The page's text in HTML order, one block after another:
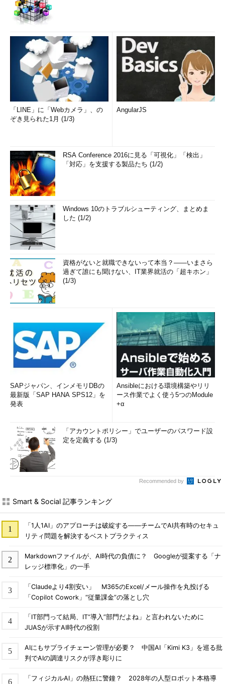
「LINE」に「Webカメラ」、の
ぞき見られた1月 (1/3)
AngularJS
RSA Conference 2016に見る「可視化」「検出」
「対応」を支援する製品たち (1/2)
Windows 10のトラブルシューティング、まとめま
した (1/2)
資格がないと就職できないって本当？――いまさら
過ぎて誰にも聞けない、IT業界就活の「超キホン」
(1/3)
SAPジャパン、インメモリDBの
最新版「SAP HANA SPS12」を
発表
Ansibleにおける環境構築やリリ
ース作業でよく使う5つのModule
+α
「アカウントポリシー」でユーザーのパスワード設
定を定義する (1/3)
Recommended by
Smart & Social 記事ランキング
「1人1AI」のアプローチは破綻する――チームでAI共有時のセキュ
リティ問題を解決するベストプラクティス
Markdownファイルが、AI時代の負債に？ Googleが提案する「ナ
レッジ標準化」の一手
「Claudeより4割安い」 M365のExcel/メール操作を丸投げる
「Copilot Cowork」“従量課金”の落とし穴
「IT部門って結局、IT“導入”部門だよね」と言われないために
JUASが示すAI時代の役割
AIにもサプライチェーン管理が必要？ 中国AI「Kimi K3」を巡る批
判でAIの調達リスクが浮き彫りに
「フィジカルAI」の熱狂に警鐘？ 2028年の人型ロボット本格導